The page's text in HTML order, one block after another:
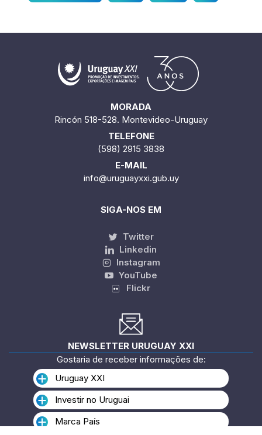
MORADA
Rincón 518-528. Montevideo-Uruguay
TELEFONE
(598) 2915 3838
E-MAIL
info@uruguayxxi.gub.uy
SIGA-NOS EM
Twitter
Linkedin
Instagram
YouTube
Flickr
NEWSLETTER URUGUAY XXI
Gostaria de receber informações de:
Uruguay XXI
Investir no Uruguai
Marca País